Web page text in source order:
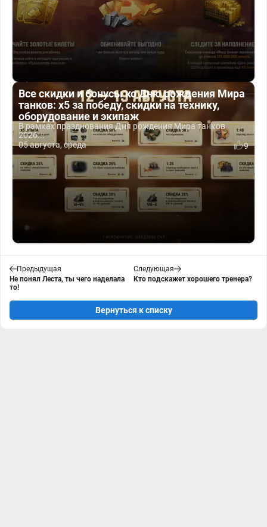
Все скидки и бонусы ко Дню рождения Мира
танков: x5 за победу, скидки на технику,
оборудование и экипаж
В рамках празднования Дня рождения Мира танков
2026...
05 августа, среда
9
Предыдущая
Не понял Леста, ты чего наделала
то!
Следующая
Кто подскажет хорошего тренера?
Вернуться к списку